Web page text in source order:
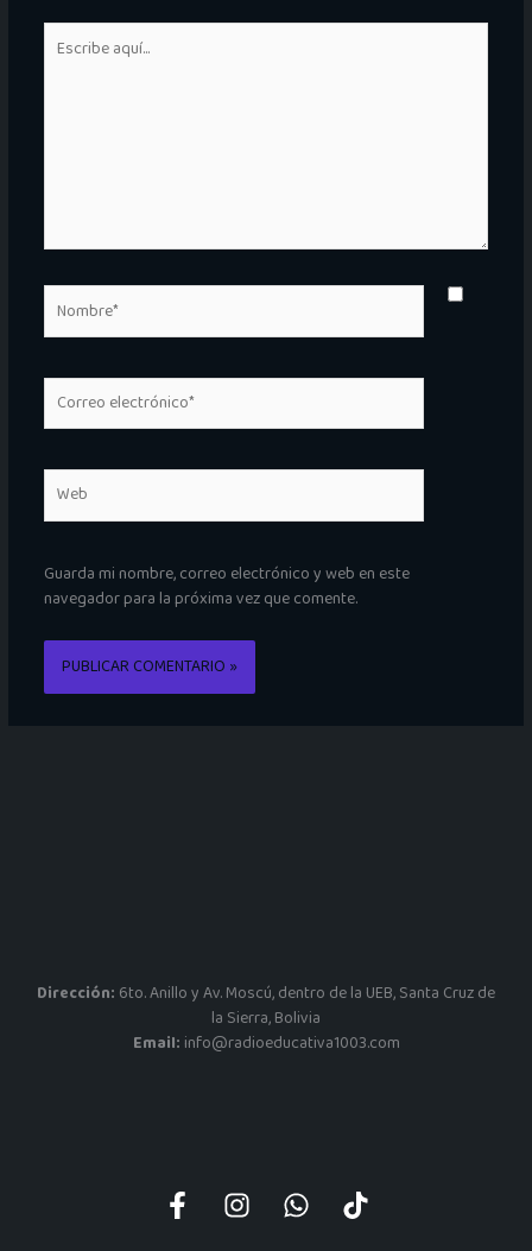
aquí...
electrónico*
Guarda mi nombre, correo electrónico y web en este
navegador para la próxima vez que comente.
Dirección: 6to. Anillo y Av. Moscú, dentro de la UEB, Santa Cruz de
la Sierra, Bolivia
Email:info@radioeducativa1003.com